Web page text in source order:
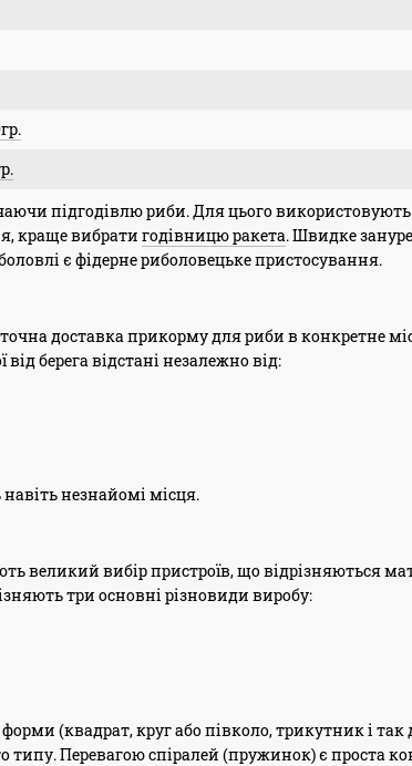
підгодівлю риби. Для цього
краще вибрати годівницю ракета. Швидке
є фідерне риболовецьке пристосування.
доставка прикорму для риби в конкретне
берега відстані незалежно від:
незнайомі місця.
великий вибір пристроїв, що відрізняються
три основні різновиди виробу:
(квадрат, круг або півколо, трикутник і так
Перевагою спіралей (пружинок) є проста